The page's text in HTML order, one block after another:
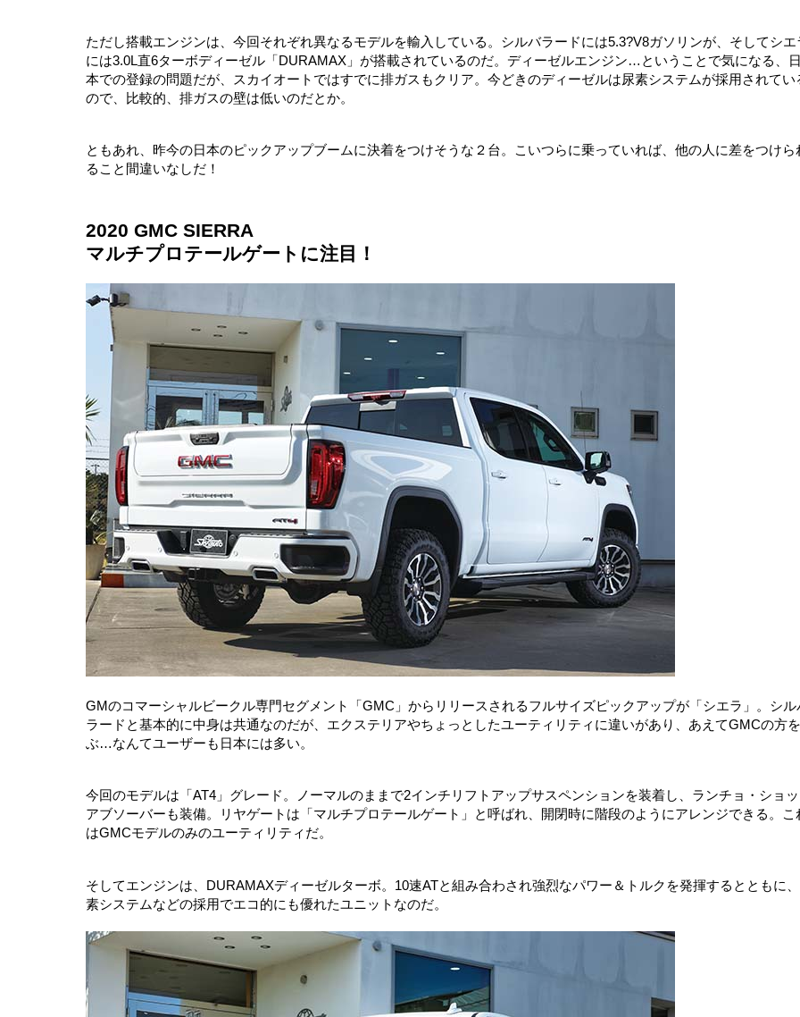
ただし搭載エンジンは、今回それぞれ異なるモデルを輸入している。シルバラードには5.3?V8ガソリンが、そしてシエ
には3.0L直6ターボディーゼル「DURAMAX」が搭載されているのだ。ディーゼルエンジン…ということで気になる、
本での登録の問題だが、スカイオートではすでに排ガスもクリア。今どきのディーゼルは尿素システムが採用されてい
ので、比較的、排ガスの壁は低いのだとか。
ともあれ、昨今の日本のピックアップブームに決着をつけそうな２台。こいつらに乗っていれば、他の人に差をつけら
ること間違いなしだ！
2020 GMC SIERRA
マルチプロテールゲートに注目！
GMのコマーシャルビークル専門セグメント「GMC」からリリースされるフルサイズピックアップが「シエラ」。シル
ラードと基本的に中身は共通なのだが、エクステリアやちょっとしたユーティリティに違いがあり、あえてGMCの方
ぶ…なんてユーザーも日本には多い。
今回のモデルは「AT4」グレード。ノーマルのままで2インチリフトアップサスペンションを装着し、ランチョ・ショ
アブソーバーも装備。リヤゲートは「マルチプロテールゲート」と呼ばれ、開閉時に階段のようにアレンジできる。こ
はGMCモデルのみのユーティリティだ。
そしてエンジンは、DURAMAXディーゼルターボ。10速ATと組み合わされ強烈なパワー＆トルクを発揮するとともに
素システムなどの採用でエコ的にも優れたユニットなのだ。